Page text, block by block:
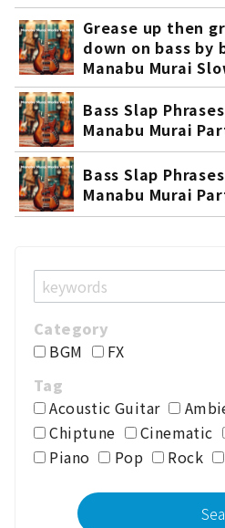
Grease up then
down on bass by
Manabu Murai
Bass Slap
Manabu Murai
Bass Slap
Manabu Murai
BGM FX
Acoustic Guitar
Chiptune
Cinematic
Piano
Pop Rock